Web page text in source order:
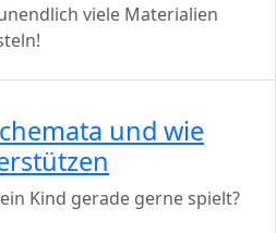
viele Materialien
und wie
Kind gerade gerne spielt?